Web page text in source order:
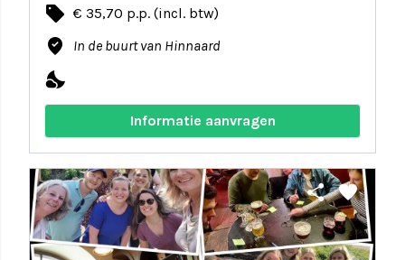
local_offer € 35,70 p.p. (incl. btw)
where_to_vote In de buurt van Hinnaard
nights_stay
Informatie aanvragen
share favorite